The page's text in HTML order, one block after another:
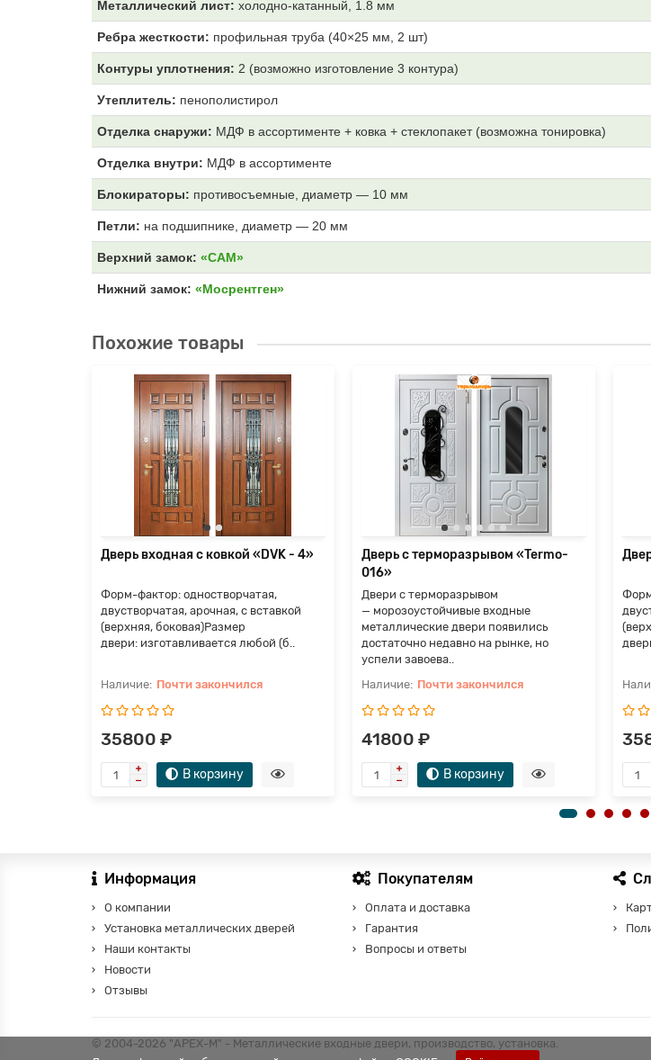
Металлический лист: холодно-катанный, 1.8 мм
Ребра жесткости: профильная труба (40×25 мм, 2 шт)
Контуры уплотнения: 2 (возможно изготовление 3 контура)
Утеплитель: пенополистирол
Отделка снаружи: МДФ в ассортименте + ковка + стеклопакет (возможна тонировка)
Отделка внутри: МДФ в ассортименте
Блокираторы: противосъемные, диаметр — 10 мм
Петли: на подшипнике, диаметр — 20 мм
Верхний замок: «САМ»
Нижний замок: «Мосрентген»
Похожие товары
Дверь входная с ковкой «DVK - 4»
Форм-фактор: одностворчатая,
двустворчатая, арочная, с вставкой
(верхняя, боковая)Размер
двери: изготавливается любой (б..
Почти закончился
35800 ₽
В корзину
Дверь с терморазрывом «Termo-
016»
Двери с терморазрывом
— морозоустойчивые входные
металлические двери появились
достаточно недавно на рынке, но
успели завоева..
Почти закончился
41800 ₽
В корзину
Информация
О компании
Установка металлических дверей
Наши контакты
Новости
Отзывы
Покупателям
Оплата и доставка
Гарантия
Вопросы и ответы
© 2004-2026 "АРЕХ-М" - Металлические входные двери, производство, установка.